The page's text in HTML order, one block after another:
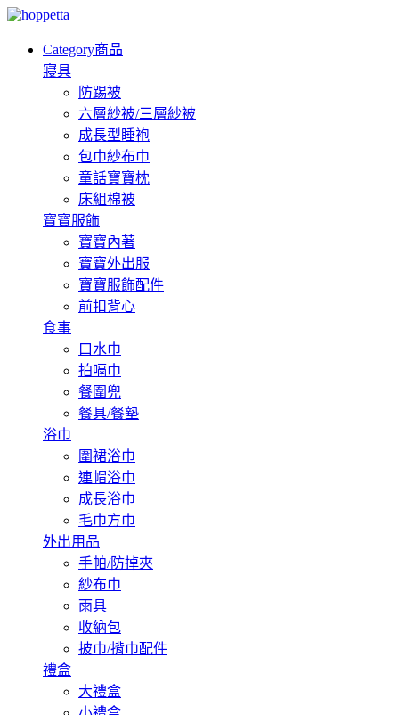
Category商品
寢具
防踢被
六層紗被/三層紗被
成長型睡袍
包巾紗布巾
童話寶寶枕
床組棉被
寶寶服飾
寶寶內著
寶寶外出服
寶寶服飾配件
前扣背心
食事
口水巾
拍嗝巾
餐圍兜
餐具/餐墊
浴巾
圍裙浴巾
連帽浴巾
成長浴巾
毛巾方巾
外出用品
手帕/防掉夾
紗布巾
雨具
收納包
披巾/揹巾配件
禮盒
大禮盒